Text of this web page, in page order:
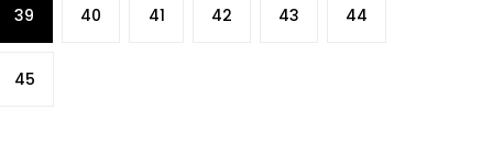
39 40 41 42 43 44
45